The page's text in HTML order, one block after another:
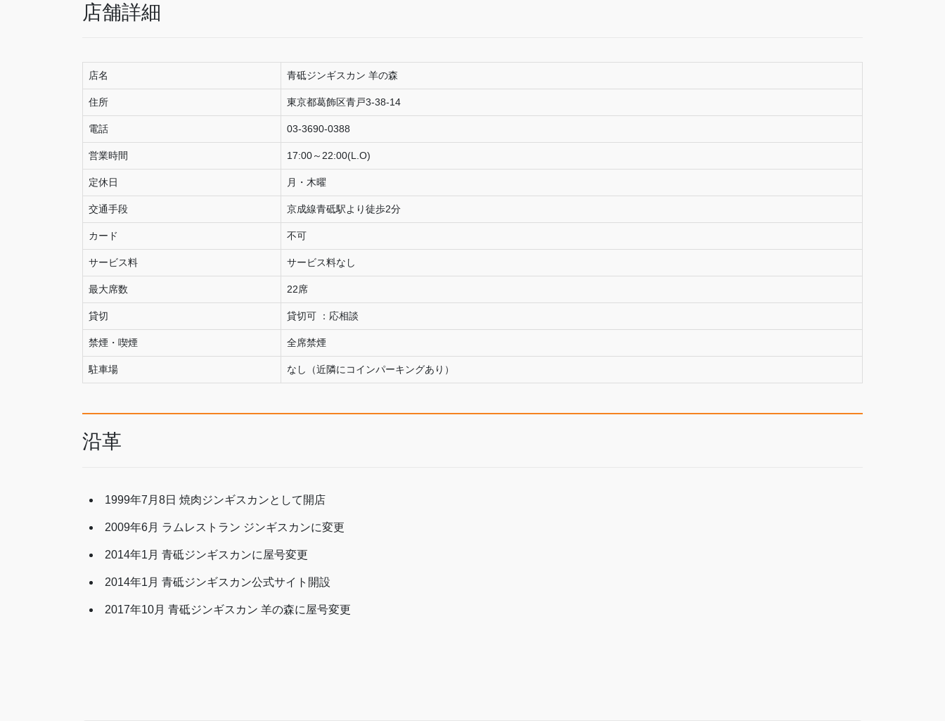
店舗詳細
店名 青砥ジンギスカン 羊の森
住所 東京都葛飾区青戸3-38-14
電話 03-3690-0388
営業時間 17:00～22:00(L.O)
定休日 月・木曜
交通手段 京成線青砥駅より徒歩2分
カード 不可
サービス料 サービス料なし
最大席数 22席
貸切 貸切可 ：応相談
禁煙・喫煙 全席禁煙
駐車場 なし（近隣にコインパーキングあり）
沿革
1999年7月8日 焼肉ジンギスカンとして開店
2009年6月 ラムレストラン ジンギスカンに変更
2014年1月 青砥ジンギスカンに屋号変更
2014年1月 青砥ジンギスカン公式サイト開設
2017年10月 青砥ジンギスカン 羊の森に屋号変更